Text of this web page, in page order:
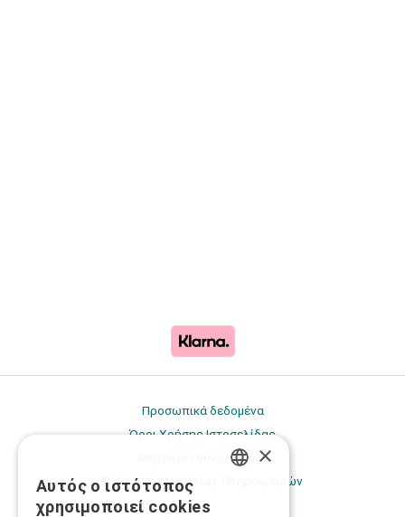
Προσωπικά δεδομένα
Όροι Χρήσης Ιστοσελίδας
Ασφάλεια συναλλαγών
Πολιτική Ασφάλειας Πληροφοριών
×
Αυτός ο ιστότοπος
χρησιμοποιεί cookies